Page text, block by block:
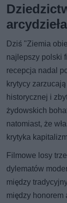
arcydzieła
Dziś "Ziemia
najlepszy polski
recepcja nadal
krytycy
historycznej i
żydowskich
natomiast, że
krytyka
Filmowe losy
dylematów
między
między honorem